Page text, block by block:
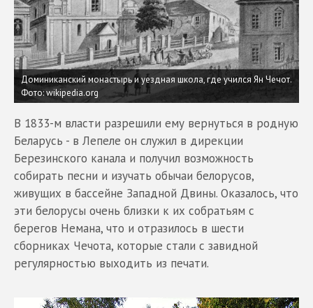
Доминиканский монастырь и уездная школа, где учился Ян Чечот.
Фото: wikipedia.org
В 1833-м власти разрешили ему вернуться в родную
Беларусь - в Лепеле он служил в дирекции
Березинского канала и получил возможность
собирать песни и изучать обычаи белорусов,
живущих в бассейне Западной Двины. Оказалось, что
эти белорусы очень близки к их собратьям с
берегов Немана, что и отразилось в шести
сборниках Чечота, которые стали с завидной
регулярностью выходить из печати.